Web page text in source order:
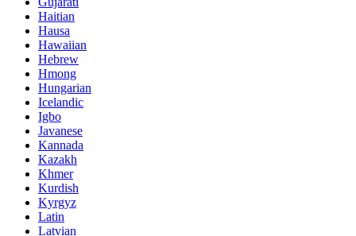
Haitian
Hausa
Hawaiian
Hebrew
Hmong
Hungarian
Icelandic
Igbo
Javanese
Kannada
Kazakh
Khmer
Kurdish
Kyrgyz
Latin
Latvian